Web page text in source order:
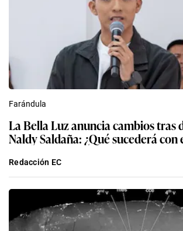
Farándula
La Bella Luz anuncia cambios tras
Naldy Saldaña: ¿Qué sucederá con
Redacción EC